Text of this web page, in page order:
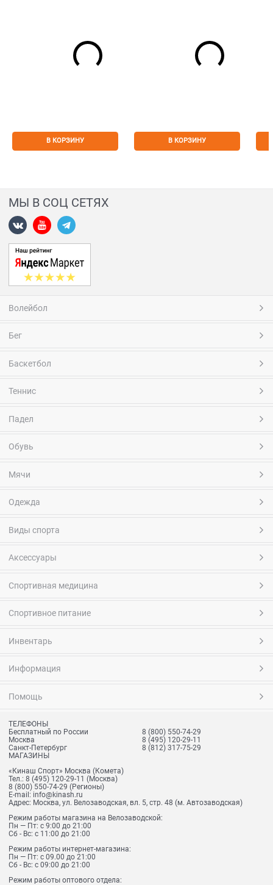
В КОРЗИНУ В КОРЗИНУ
МЫ В СОЦ СЕТЯХ
Волейбол
Бег
Баскетбол
Теннис
Падел
Обувь
Мячи
Одежда
Виды спорта
Аксессуары
Спортивная медицина
Спортивное питание
Инвентарь
Информация
Помощь
ТЕЛЕФОНЫ
Бесплатный по России
8 (800) 550-74-29
Москва
8 (495) 120-29-11
Санкт-Петербург
8 (812) 317-75-29
МАГАЗИНЫ
«Кинаш Спорт» Москва (Комета)
Тел.: 8 (495) 120-29-11 (Москва)
8 (800) 550-74-29 (Регионы)
E-mail: info@kinash.ru
Адрес: Москва, ул. Велозаводская, вл. 5, стр. 48 (м. Автозаводская)
Режим работы магазина на Велозаводской:
Пн — Пт: с 9:00 до 21:00
Сб - Вс: с 11:00 до 21:00
Режим работы интернет-магазина:
Пн — Пт: с 09.00 до 21:00
Сб - Вс: с 09:00 до 21:00
Режим работы оптового отдела: